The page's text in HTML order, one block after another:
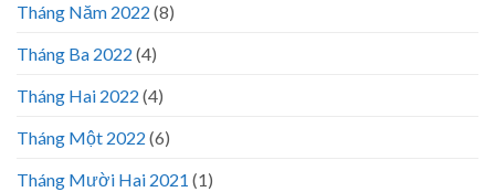
Tháng Năm 2022 (8)
Tháng Ba 2022 (4)
Tháng Hai 2022 (4)
Tháng Một 2022 (6)
Tháng Mười Hai 2021 (1)